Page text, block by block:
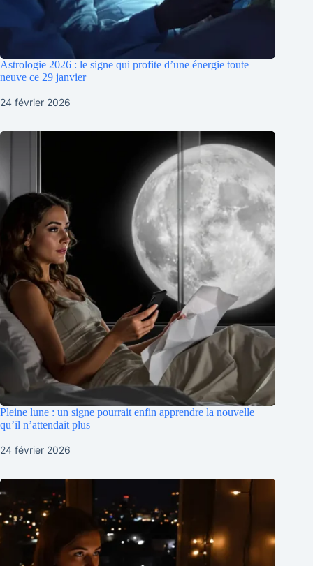
Astrologie 2026 : le signe qui profite d’une énergie toute
neuve ce 29 janvier
24 février 2026
Pleine lune : un signe pourrait enfin apprendre la nouvelle
qu’il n’attendait plus
24 février 2026